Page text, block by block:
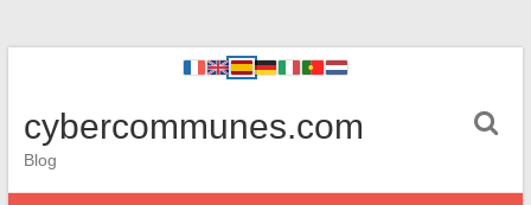
cybercommunes.com
Blog